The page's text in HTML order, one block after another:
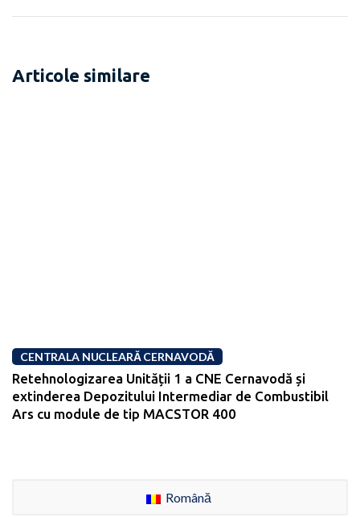
Articole similare
CENTRALA NUCLEARĂ CERNAVODĂ
Retehnologizarea Unității 1 a CNE Cernavodă și
extinderea Depozitului Intermediar de Combustibil
Ars cu module de tip MACSTOR 400
Română